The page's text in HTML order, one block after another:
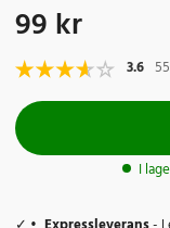
Pris: 99 kr
99 kr
3.6
I